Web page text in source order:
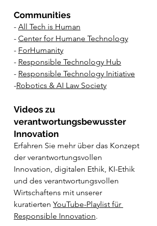
Communities
- All Tech is Human
- Center for Humane Technology
- ForHumanity
- Responsible Technology Hub
- Responsible Technology Initiative
-Robotics & AI Law Society
Videos zu
verantwortungsbewusster
Innovation
Erfahren Sie mehr über das Konzept
der verantwortungsvollen
Innovation, digitalen Ethik, KI-Ethik
und des verantwortungsvollen
Wirtschaftens mit unserer
kuratierten YouTube-Playlist für
Responsible Innovation.